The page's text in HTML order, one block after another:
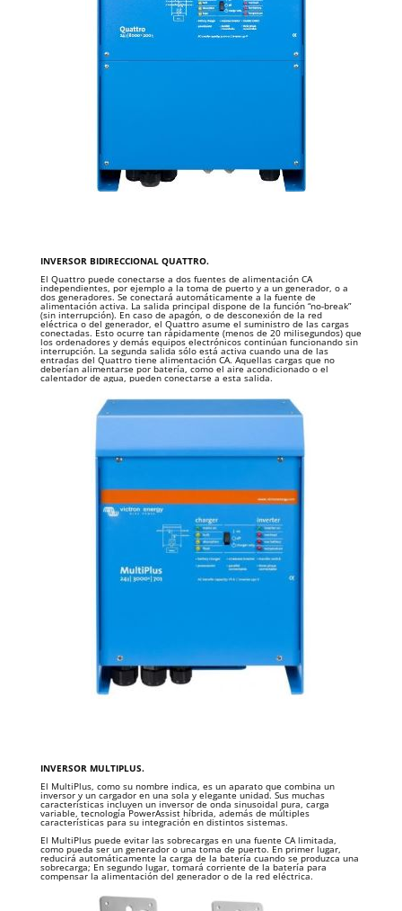
INVERSOR BIDIRECCIONAL QUATTRO.
El Quattro puede conectarse a dos fuentes de alimentación CA
independientes, por ejemplo a la toma de puerto y a un generador, o a
dos generadores. Se conectará automáticamente a la fuente de
alimentación activa. La salida principal dispone de la función “no-break”
(sin interrupción). En caso de apagón, o de desconexión de la red
eléctrica o del generador, el Quattro asume el suministro de las cargas
conectadas. Esto ocurre tan rápidamente (menos de 20 milisegundos) que
los ordenadores y demás equipos electrónicos continúan funcionando sin
interrupción. La segunda salida sólo está activa cuando una de las
entradas del Quattro tiene alimentación CA. Aquellas cargas que no
deberían alimentarse por batería, como el aire acondicionado o el
calentador de agua, pueden conectarse a esta salida.
INVERSOR MULTIPLUS.
El MultiPlus, como su nombre indica, es un aparato que combina un
inversor y un cargador en una sola y elegante unidad. Sus muchas
características incluyen un inversor de onda sinusoidal pura, carga
variable, tecnología PowerAssist híbrida, además de múltiples
características para su integración en distintos sistemas.
El MultiPlus puede evitar las sobrecargas en una fuente CA limitada,
como pueda ser un generador o una toma de puerto. En primer lugar,
reducirá automáticamente la carga de la batería cuando se produzca una
sobrecarga; En segundo lugar, tomará corriente de la batería para
compensar la alimentación del generador o de la red eléctrica.